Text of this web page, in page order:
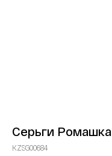
Серьги Ромашка
KZSG00684